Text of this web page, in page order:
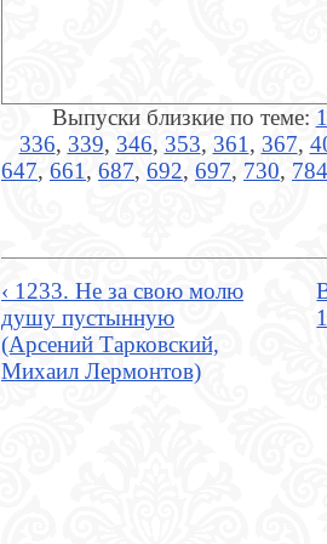
Выпуски близкие по теме:
336, 339, 346, 353, 361 , 367,
647, 661 , 687, 692, 697, 730, 784
‹ 1233. Не за свою молю
душу пустынную
(Арсений Тарковский,
Михаил Лермонтов)